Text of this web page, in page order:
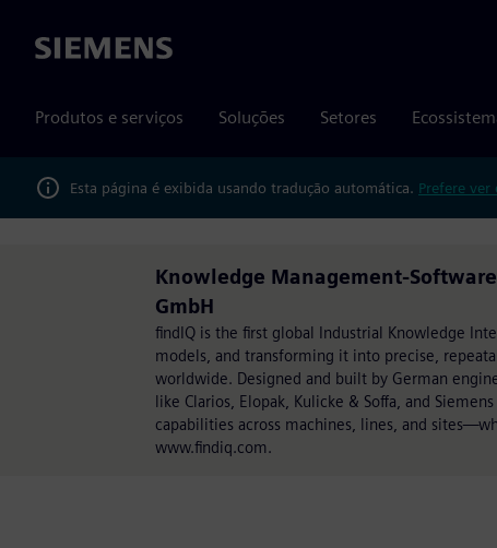
Siemens
Produtos e serviços Soluções Setores
Esta página é exibida usando tradução automática. Prefere ver
Knowledge Management-
GmbH
findIQ is the first global Industrial Knowledge
models, and transforming it into precise,
worldwide. Designed and built by German
like Clarios, Elopak, Kulicke & Soffa, and
capabilities across machines, lines, and
www.findiq.com.